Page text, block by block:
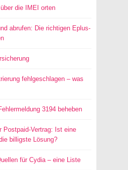
die IMEI orten
abrufen: Die richtigen Eplus-
fehlgeschlagen – was
3194 beheben
Postpaid-Vertrag: Ist eine
billigste Lösung?
für Cydia – eine Liste